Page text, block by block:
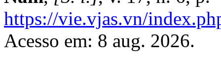
https://vie.vjas.vn/
Acesso em: 8 aug. 2026.